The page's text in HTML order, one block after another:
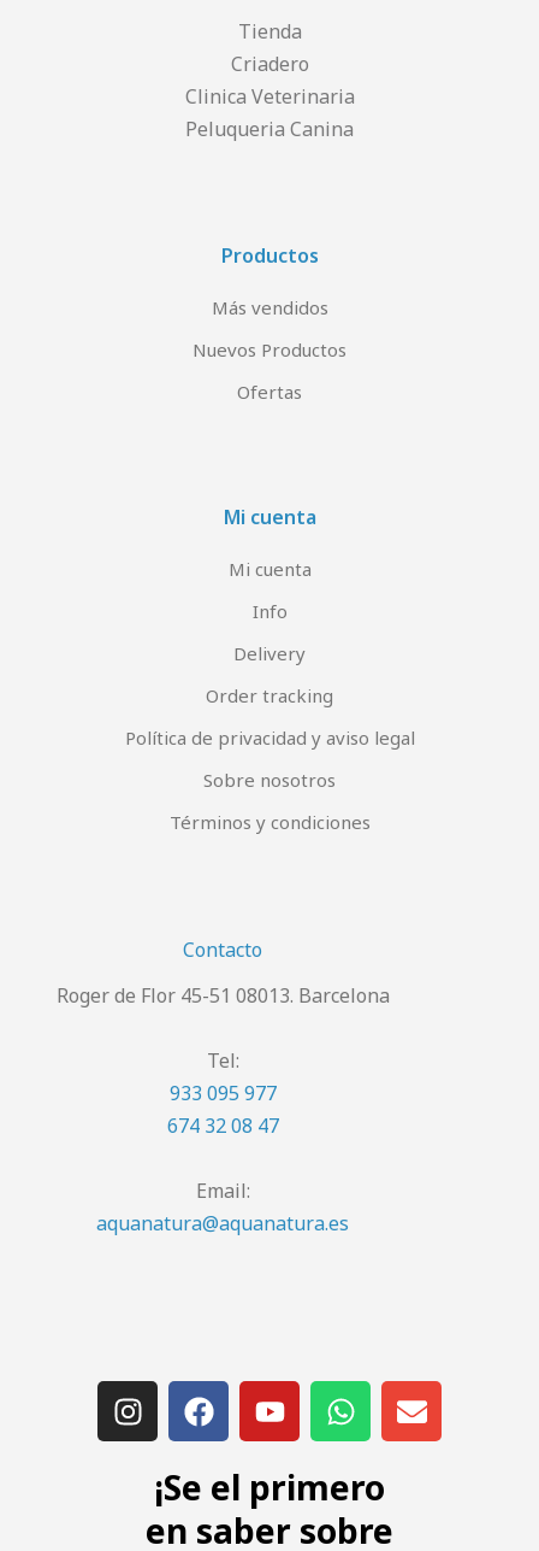
Tienda
Criadero
Clinica Veterinaria
Peluqueria Canina
Productos
Más vendidos
Nuevos Productos
Ofertas
Mi cuenta
Mi cuenta
Info
Delivery
Order tracking
Política de privacidad y aviso legal
Sobre nosotros
Términos y condiciones
Contacto
Roger de Flor 45-51 08013. Barcelona
Tel:
933 095 977
674 32 08 47
Email:
aquanatura@aquanatura.es
¡Se el primero
en saber sobre